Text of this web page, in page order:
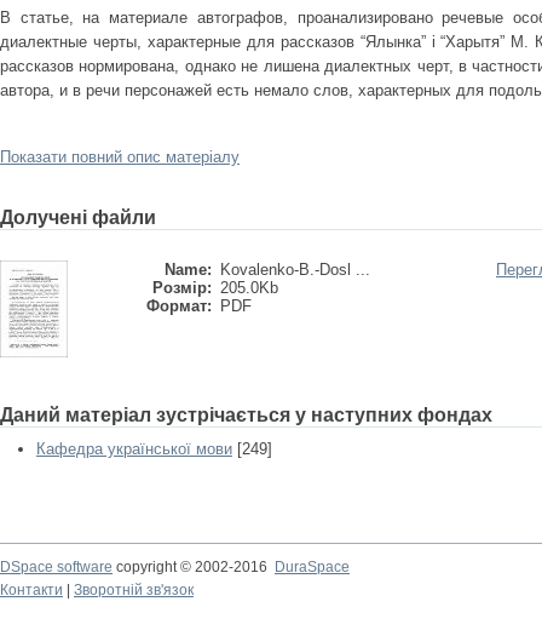
В статье, на материале автографов, проанализировано речевые
диалектные черты, характерные для рассказов “Ялынка” і “Харытя” М.
рассказов нормирована, однако не лишена диалектных черт, в
автора, и в речи персонажей есть немало слов, характерных для
Показати повний опис матеріалу
Долучені файли
Name:
Kovalenko-B.-Dosl ...
Розмір: 205.0Kb
Формат:
PDF
Даний матеріал зустрічається у наступних фондах
Кафедра української мови [249]
DSpace software copyright © 2002-2016
DuraSpace
Контакти
Зворотній зв'язок